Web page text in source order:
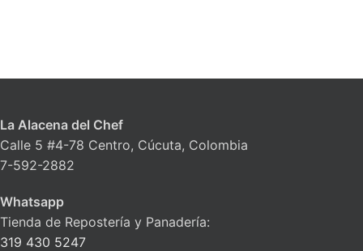
La Alacena del Chef
Calle 5 #4-78 Centro, Cúcuta, Colombia
7-592-2882
Whatsapp
Tienda de Repostería y Panadería:
319 430 5247